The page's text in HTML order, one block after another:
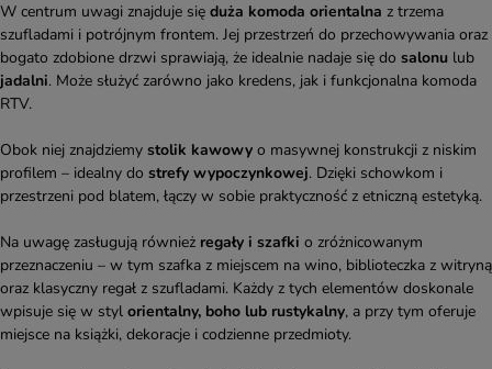
W centrum uwagi znajduje się duża komoda orientalna z trzema
szufladami i potrójnym frontem. Jej przestrzeń do przechowywania oraz
bogato zdobione drzwi sprawiają, że idealnie nadaje się do salonu lub
jadalni. Może służyć zarówno jako kredens, jak i funkcjonalna komoda
RTV.
Obok niej znajdziemy stolik kawowy o masywnej konstrukcji z niskim
profilem – idealny do strefy wypoczynkowej. Dzięki schowkom i
przestrzeni pod blatem, łączy w sobie praktyczność z etniczną estetyką.
Na uwagę zasługują również regały i szafki o zróżnicowanym
przeznaczeniu – w tym szafka z miejscem na wino, biblioteczka z witryną
oraz klasyczny regał z szufladami. Każdy z tych elementów doskonale
wpisuje się w styl orientalny, boho lub rustykalny, a przy tym oferuje
miejsce na książki, dekoracje i codzienne przedmioty.